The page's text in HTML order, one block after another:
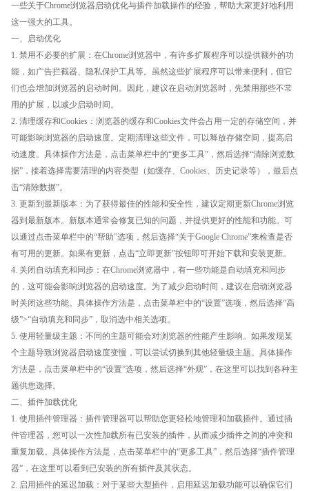
一些关于Chrome浏览器启动优化与插件加载操作的经验，帮助大家更好地利用
这一强大的工具。
一、启动优化
1. 禁用不必要的扩展：在Chrome浏览器中，有许多扩展程序可以提供额外的功
能，如广告拦截器、隐私保护工具等。虽然这些扩展程序可以带来便利，但它
们也会增加浏览器的启动时间。因此，建议在启动浏览器时，先禁用那些不常
用的扩展，以减少启动时间。
2. 清理缓存和Cookies：浏览器的缓存和Cookies文件会占用一定的存储空间，并
可能影响浏览器的启动速度。定期清理这些文件，可以释放存储空间，提高启
动速度。具体操作方法是，点击菜单栏中的“更多工具”，然后选择“清除浏览数
据”，接着选择需要清理的内容类型（如缓存、Cookies、历史记录等），最后点
击“清除数据”。
3. 更新到最新版本：为了获得最佳的性能和安全性，建议定期更新Chrome浏览
器到最新版本。新版本通常会修复已知的问题，并提供更好的性能和功能。可
以通过点击菜单栏中的“帮助”选项，然后选择“关于Google Chrome”来检查是否
有可用的更新。如果有更新，点击“立即更新”按钮即可开始下载和安装更新。
4. 关闭自动填充和同步：在Chrome浏览器中，有一些功能是自动填充和同步
的，这可能会影响浏览器的启动速度。为了减少启动时间，建议在启动浏览器
时关闭这些功能。具体操作方法是，点击菜单栏中的“设置”选项，然后选择“高
级”>“自动填充和同步”，取消选中相关选项。
5. 使用轻量级主题：不同的主题可能会对浏览器的性能产生影响。如果发现某
个主题导致浏览器启动速度变慢，可以尝试切换到其他轻量级主题。具体操作
方法是，点击菜单栏中的“设置”选项，然后选择“外观”，在这里可以找到各种主
题供您选择。
二、插件加载优化
1. 使用插件管理器：插件管理器可以帮助您更轻松地管理和加载插件。通过插
件管理器，您可以一次性加载所有已安装的插件，从而减少插件之间的冲突和
重复加载。具体操作方法是，点击菜单栏中的“更多工具”，然后选择“插件管理
器”，在这里可以看到已安装的所有插件及其状态。
2. 启用插件的延迟加载：对于某些大型插件，启用延迟加载功能可以确保它们